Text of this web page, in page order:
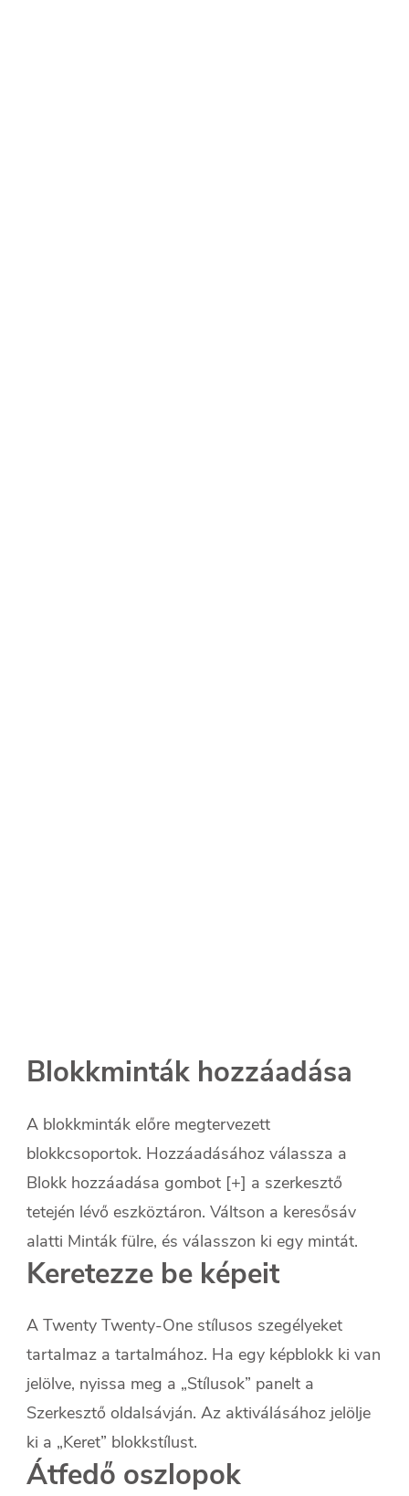
Blokkminták hozzáadása
A blokkminták előre megtervezett
blokkcsoportok. Hozzáadásához válassza a
Blokk hozzáadása gombot [+] a szerkesztő
tetején lévő eszköztáron. Váltson a keresősáv
alatti Minták fülre, és válasszon ki egy mintát.
Keretezze be képeit
A Twenty Twenty-One stílusos szegélyeket
tartalmaz a tartalmához. Ha egy képblokk ki van
jelölve, nyissa meg a „Stílusok” panelt a
Szerkesztő oldalsávján. Az aktiválásához jelölje
ki a „Keret” blokkstílust.
Átfedő oszlopok